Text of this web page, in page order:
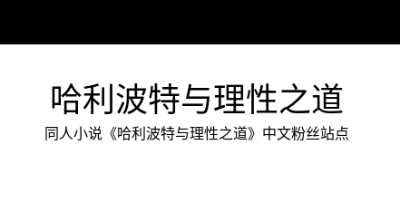
哈利波特与理性之道
同人小说《哈利波特与理性之道》中文粉丝站点